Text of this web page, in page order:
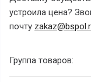
устроила цена?
почту
Группа товаров: